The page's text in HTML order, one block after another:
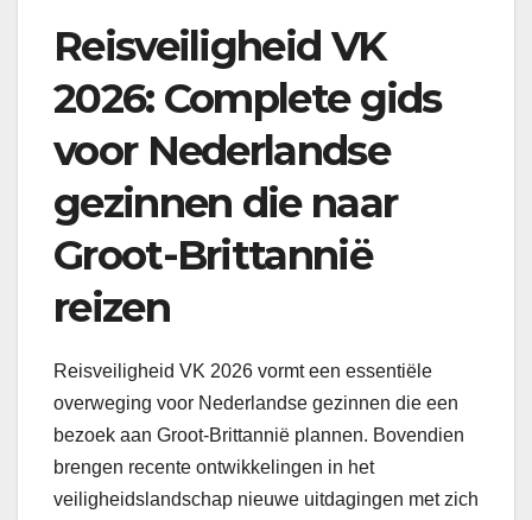
Reisveiligheid VK
2026: Complete gids
voor Nederlandse
gezinnen die naar
Groot-Brittannië
reizen
Reisveiligheid VK 2026 vormt een essentiële
overweging voor Nederlandse gezinnen die een
bezoek aan Groot-Brittannië plannen. Bovendien
brengen recente ontwikkelingen in het
veiligheidslandschap nieuwe uitdagingen met zich